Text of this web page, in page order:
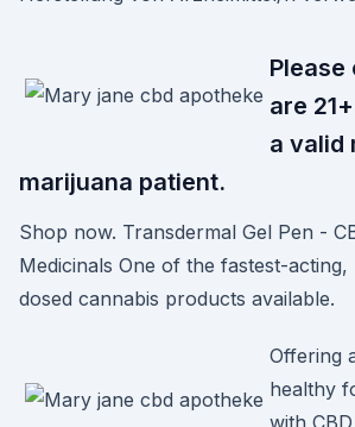
are
a valid
marijuana patient.
Shop now. Transdermal Gel Pen -
Medicinals One of the fastest-
dosed cannabis products available.
Offering
healthy
with